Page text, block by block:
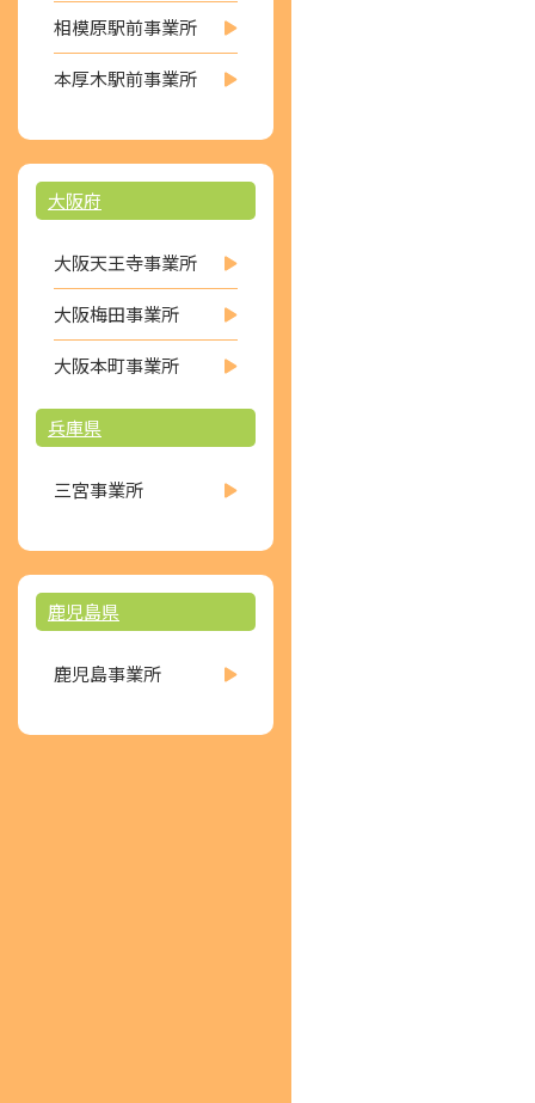
相模原駅前事業所
本厚木駅前事業所
大阪府
大阪天王寺事業所
大阪梅田事業所
大阪本町事業所
兵庫県
三宮事業所
鹿児島県
鹿児島事業所